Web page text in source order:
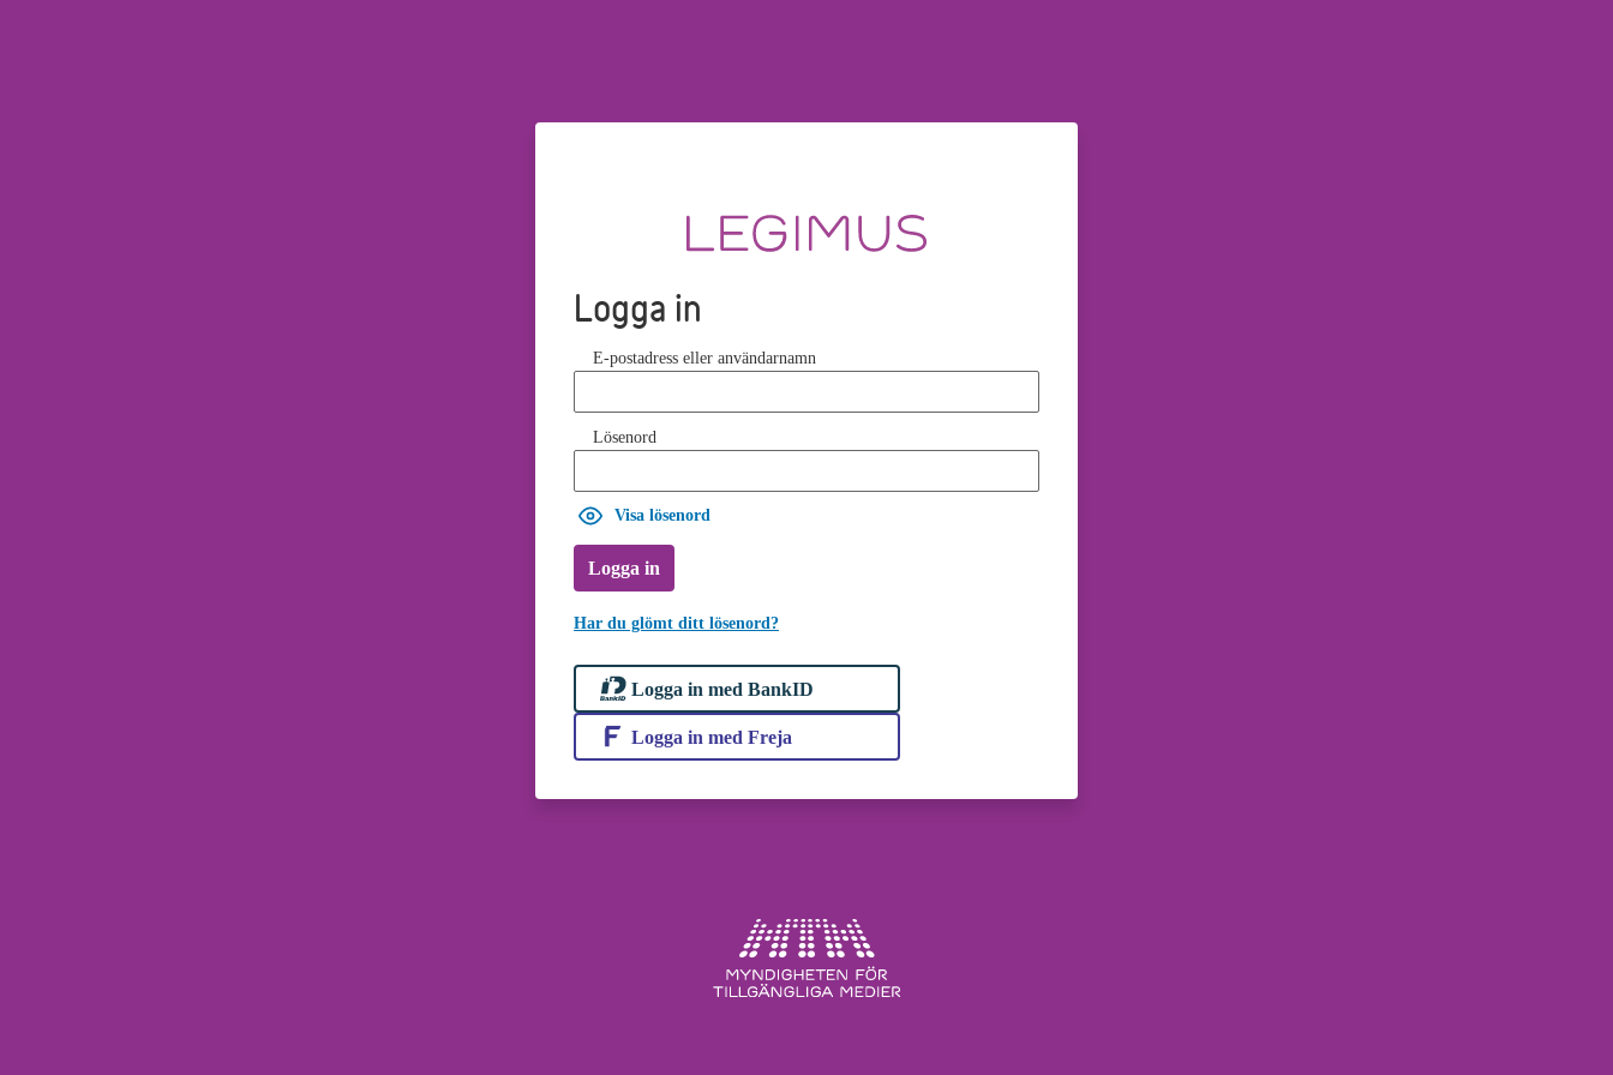
Logga in
E-postadress eller användarnamn
Lösenord
Visa lösenord
Logga in
Har du glömt ditt lösenord?
Logga in med BankID
Logga in med Freja